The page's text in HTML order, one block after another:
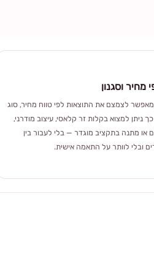
מחיר וסגנון
מאפשר לצמצם את התוצאות לפי טווח מחיר, סוג
ניתן למצוא בקלות זר קלאסי, עיצוב מודרני,
או מתנה בתקציב מוגדר — בלי לעבור בין
ובלי לוותר על התאמה אישית.